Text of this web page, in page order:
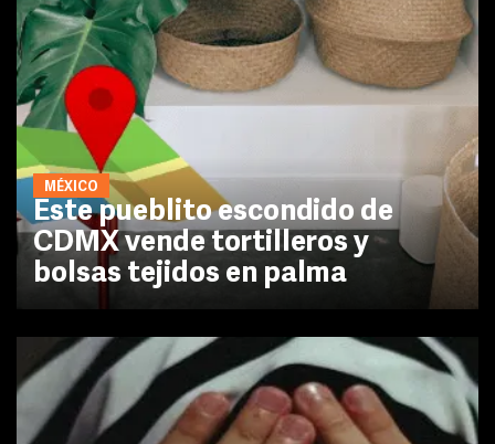
MÉXICO
Este pueblito escondido de
CDMX vende tortilleros y
bolsas tejidos en palma